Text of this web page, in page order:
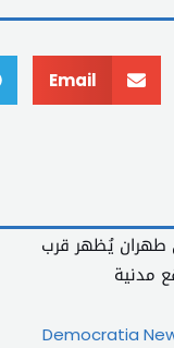
Email
طهران يُظهر قرب
مدنية
Democratia